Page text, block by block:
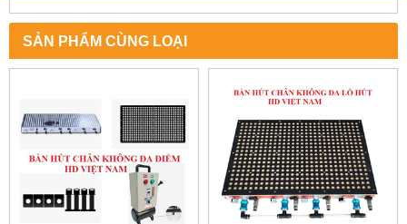
SẢN PHẨM CÙNG LOẠI